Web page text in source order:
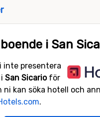
i San
inte presentera
San Sicarioför
kan söka hotell och
.